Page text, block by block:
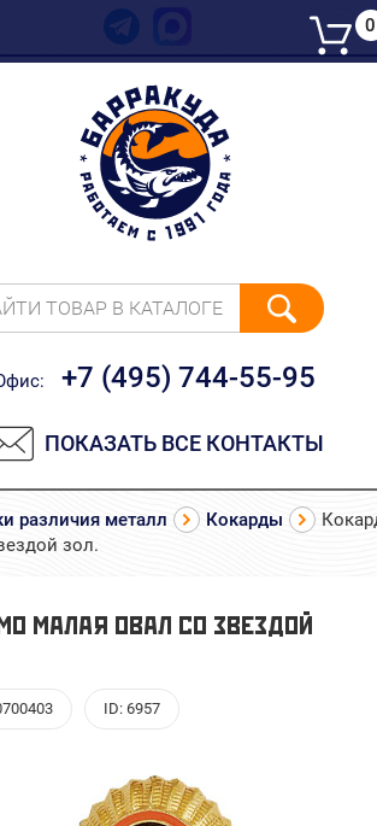
ТОВАР В КАТАЛОГЕ
+7 (495) 744-55-95
ПОКАЗАТЬ ВСЕ КОНТАКТЫ
0
различия металл Кокарды
зол.
МАЛАЯ ОВАЛ СО ЗВЕЗДОЙ
ID: 6957